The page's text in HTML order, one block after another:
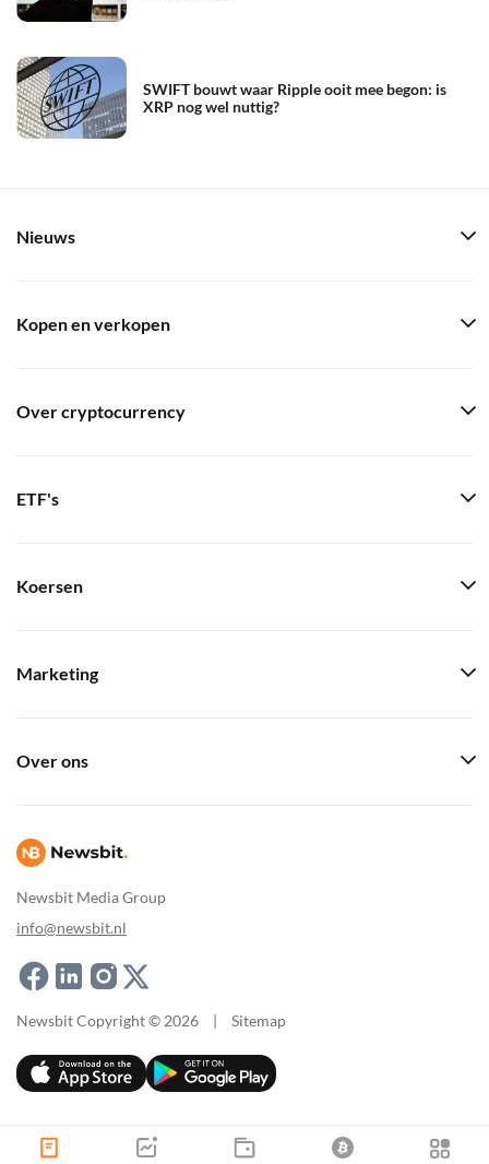
SWIFT bouwt waar Ripple ooit mee begon: is
XRP nog wel nuttig?
Newsbit Media Group
info@newsbit.nl
Nieuws
Kopen en verkopen
Over cryptocurrency
ETF's
Koersen
Marketing
Over ons
Newsbit Copyright © 2026 | Sitemap